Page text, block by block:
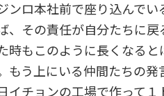
ンロ本社前で座り込んでい
、その責任が自分たちに
時もこのように長くなる
もう上にいる仲間たちの発
イチョンの工場で作って